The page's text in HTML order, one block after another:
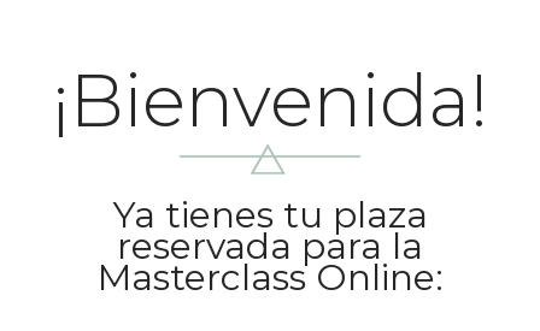
¡Bienvenida!
Ya tienes tu plaza
reservada para la
Masterclass Online: